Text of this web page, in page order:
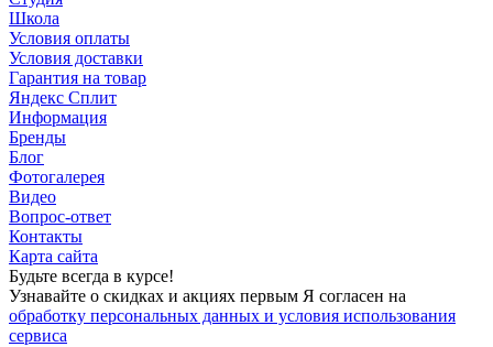
Школа
Условия оплаты
Условия доставки
Гарантия на товар
Яндекс Сплит
Информация
Бренды
Блог
Фотогалерея
Видео
Вопрос-ответ
Контакты
Карта сайта
Будьте всегда в курсе!
Узнавайте о скидках и акциях первым Я согласен на
обработку персональных данных и условия использования
сервиса